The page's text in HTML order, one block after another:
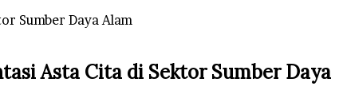
Sumber Daya Alam
Asta Cita di Sektor Sumber Daya